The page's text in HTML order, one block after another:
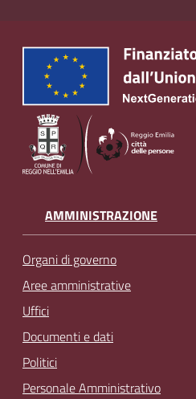
AMMINISTRAZIONE
Organi di governo
Aree amministrative
Uffici
Documenti e dati
Politici
Personale Amministrativo